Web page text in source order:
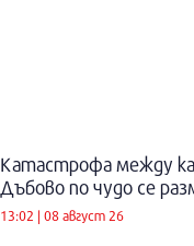
Катастрофа между
Дъбово по чудо се
13:02 | 08 август 26